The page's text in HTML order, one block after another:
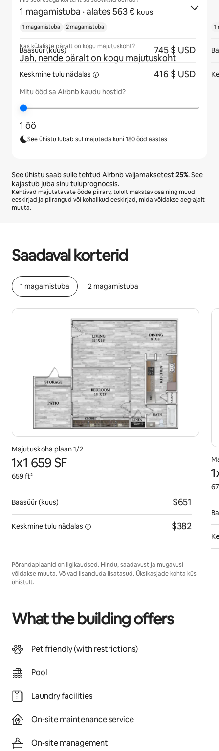
1 magamistuba · alates 563 € kuus
Kas külaliste päralt on kogu majutuskoht?
Jah, nende päralt on kogu majutuskoht
Mitu ööd sa Airbnb kaudu hostid?
1 öö
See ühistu lubab sul majutada kuni 180 ööd aastas
See ühistu saab sulle tehtud Airbnb väljamaksetest25%. See
kajastub juba sinu tuluprognoosis.
Kehtivad majutatavate ööde piirarv, tulult makstav osa ning muud
eeskirjad ja piirangud või kohalikud eeskirjad, mida võidakse aeg-ajalt
muuta.
Saadaval korterid
1 magamistuba 2 magamistuba
Majutuskoha plaan 1/2
1x1 659 SF
659 ft²
Baasüür (kuus) $651
Keskmine tulu nädalas $382
Põrandaplaanid on ligikaudsed. Hindu, saadavust ja mugavusi
võidakse muuta. Võivad lisanduda lisatasud. Üksikasjade kohta küsi
ühistult.
What the building offers
Pet friendly (with restrictions)
Pool
Laundry facilities
On-site maintenance service
On-site management
1 magamistuba 2 magamistuba
Baasüür (kuus) 745 $ USD
Keskmine tulu nädalas 416 $ USD
1